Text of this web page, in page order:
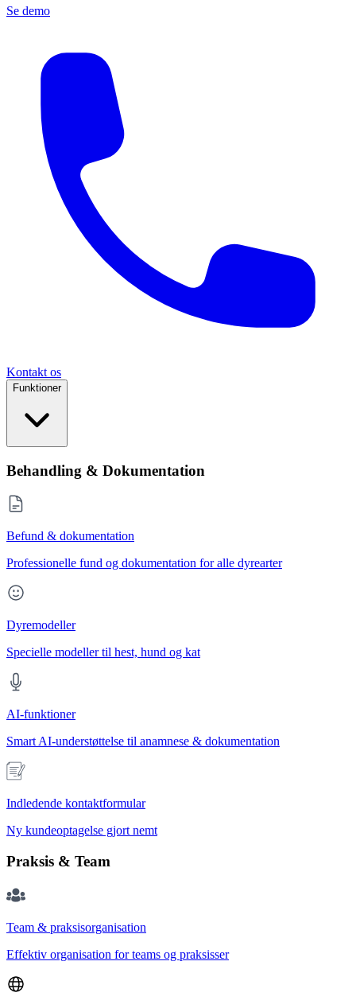
Se demo
Kontakt os
Funktioner
Behandling & Dokumentation
Befund & dokumentation
Professionelle fund og dokumentation for alle dyrearter
Dyremodeller
Specielle modeller til hest, hund og kat
AI-funktioner
Smart AI-understøttelse til anamnese & dokumentation
Indledende kontaktformular
Ny kundeoptagelse gjort nemt
Praksis & Team
Team & praksisorganisation
Effektiv organisation for teams og praksisser